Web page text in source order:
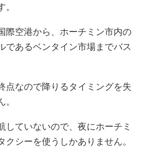
際空港から、ホーチミン市内の
であるベンタイン市場までバス
点なので降りるタイミングを失
していないので、夜にホーチミ
クシーを使うしかありません。